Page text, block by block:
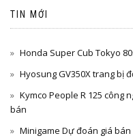
TIN MỚI
Honda Super Cub Tokyo
Hyosung GV350X trang bị
Kymco People R 125 công
bán
Minigame Dự đoán giá